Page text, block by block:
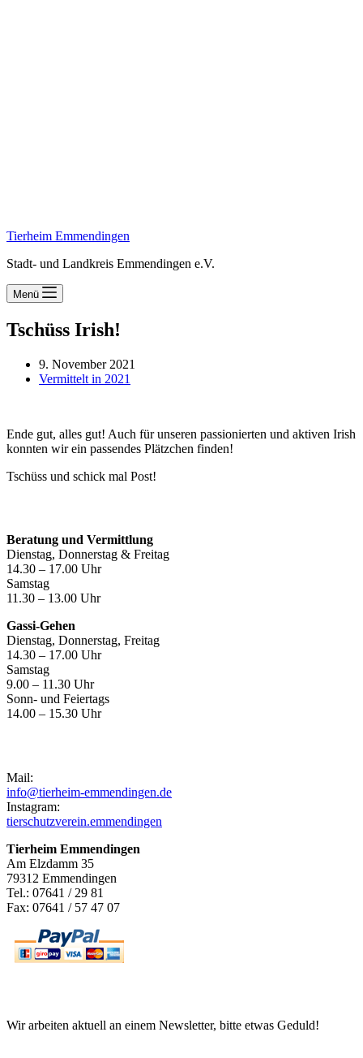
Tierheim Emmendingen
Stadt- und Landkreis Emmendingen e.V.
Menü
Tschüss Irish!
9. November 2021
Vermittelt in 2021
Ende gut, alles gut! Auch für unseren passionierten und aktiven Irish
konnten wir ein passendes Plätzchen finden!
Tschüss und schick mal Post!
Beratung und Vermittlung
Dienstag, Donnerstag & Freitag
14.30 – 17.00 Uhr
Samstag
11.30 – 13.00 Uhr
Gassi-Gehen
Dienstag, Donnerstag, Freitag
14.30 – 17.00 Uhr
Samstag
9.00 – 11.30 Uhr
Sonn- und Feiertags
14.00 – 15.30 Uhr
Mail:
info@tierheim-emmendingen.de
Instagram:
tierschutzverein.emmendingen
Tierheim Emmendingen
Am Elzdamm 35
79312 Emmendingen
Tel.: 07641 / 29 81
Fax: 07641 / 57 47 07
Wir arbeiten aktuell an einem Newsletter, bitte etwas Geduld!